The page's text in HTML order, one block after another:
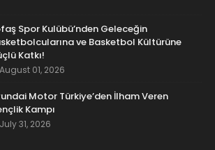
Spor Kulübü’nden Geleceğin
ve Basketbol Kültürüne
Katkı!
August 01, 2026
Motor Türkiye’den İlham Veren
Kampı
July 31, 2026